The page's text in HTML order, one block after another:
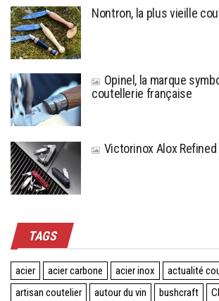
Nontron, la plus vieille
Opinel, la marque
coutellerie française
Victorinox Alox Refined
TAGS
acier acier carbone acier inox
actualité
artisan coutelier
autour du vin bushcraft